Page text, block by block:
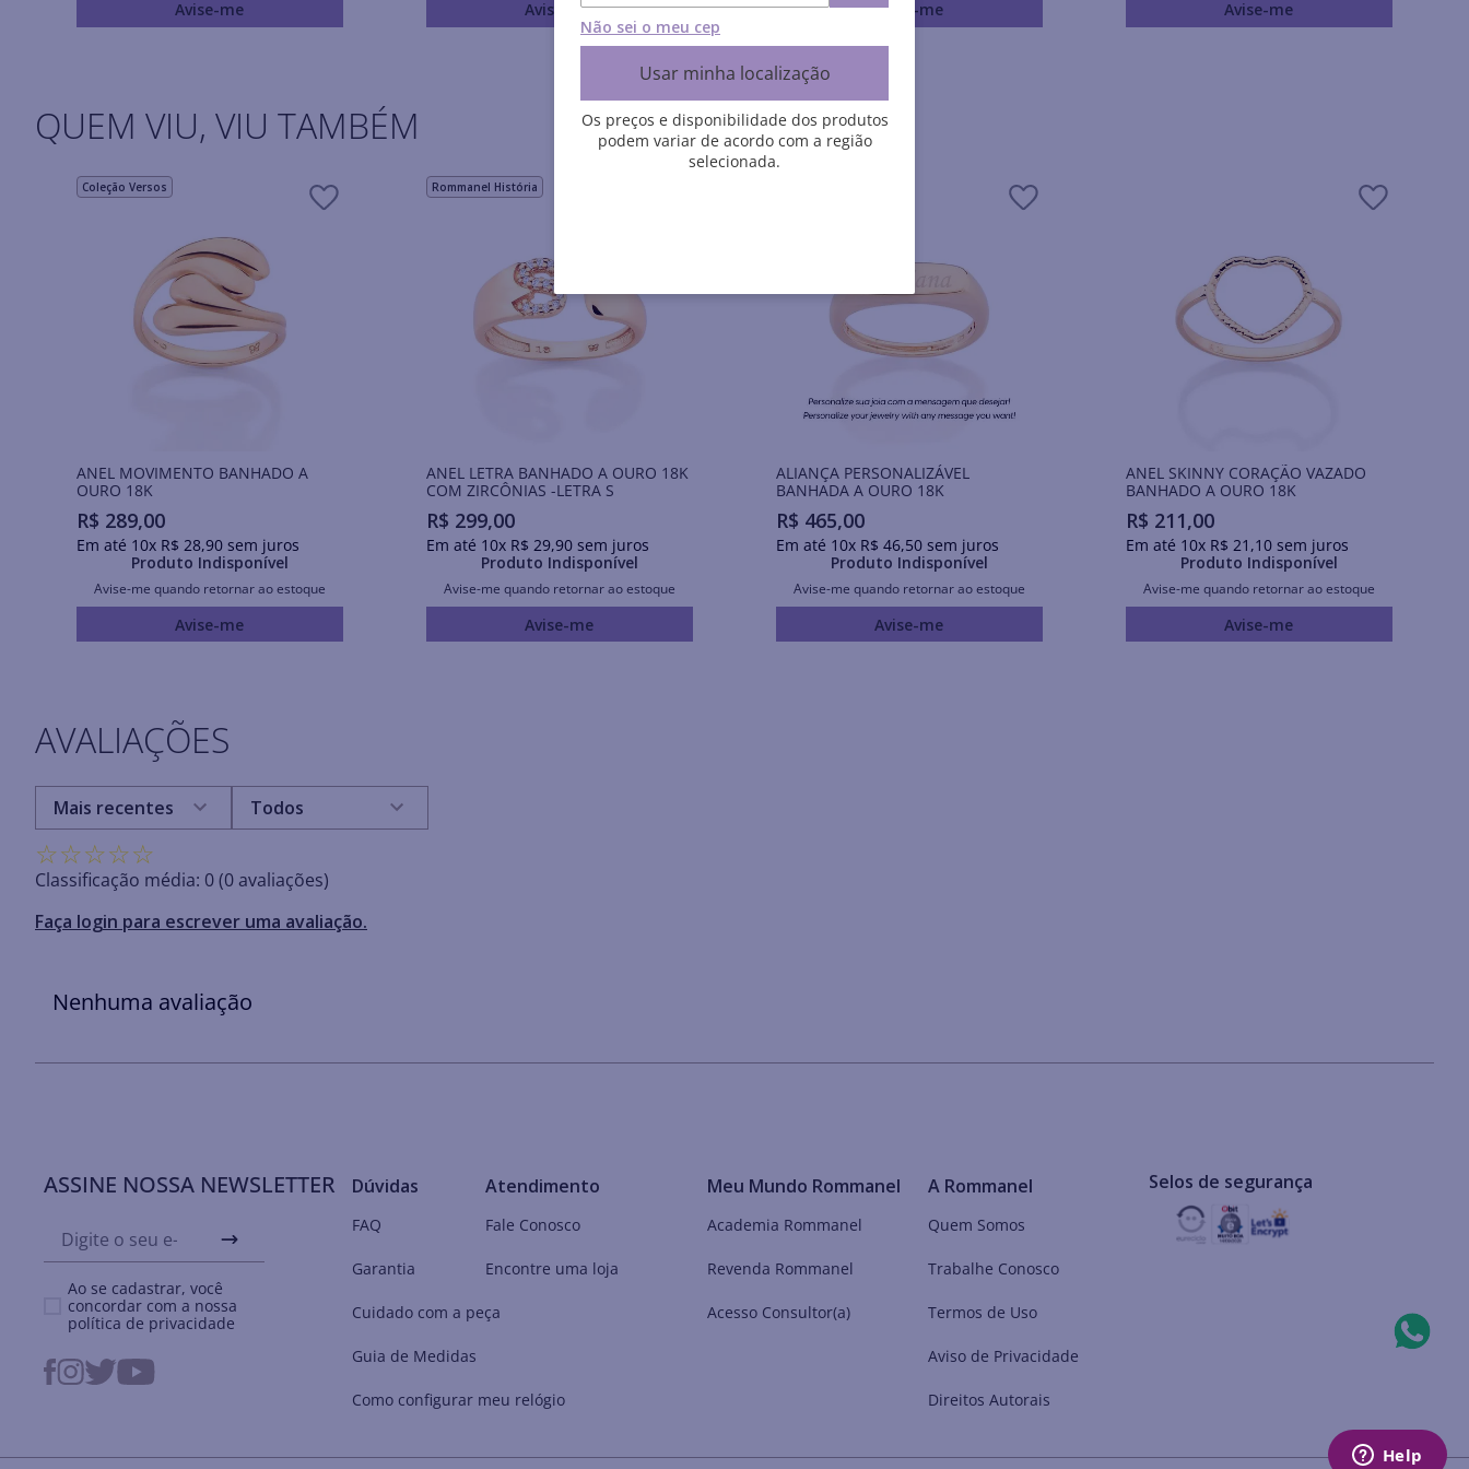
Avise-me Avise-me Avise-me Avise-me
QUEM VIU, VIU TAMBÉM
Coleção Versos
ANEL MOVIMENTO BANHADO A
OURO 18K
R$ 289,00
Em até 10x R$ 28,90sem juros
Produto Indisponível
Avise-me quando retornar ao estoque
Avise-me
Rommanel História
ANEL LETRA BANHADO A OURO 18K
COM ZIRCÔNIAS -LETRA S
R$ 299,00
Em até 10x R$ 29,90sem juros
Produto Indisponível
Avise-me quando retornar ao estoque
Avise-me
ALIANÇA PERSONALIZÁVEL
BANHADA A OURO 18K
R$ 465,00
Em até 10x R$ 46,50sem juros
Produto Indisponível
Avise-me quando retornar ao estoque
Avise-me
ANEL SKINNY CORAÇÃO VAZADO
BANHADO A OURO 18K
R$ 211,00
Em até 10x R$ 21 ,10sem juros
Produto Indisponível
Avise-me quando retornar ao estoque
Avise-me
AVALIAÇÕES
☆☆☆☆☆
Classificação média: 0(0 avaliações)
Faça login para escrever uma avaliação.
Mais recentes Todos
Nenhuma avaliação
ASSINE NOSSA NEWSLETTER
Ao se cadastrar, você
concordar com a nossa
política de privacidade
Dúvidas
FAQ
Garantia
Cuidado com a peça
Guia de Medidas
Como configurar meu relógio
Atendimento
Fale Conosco
Encontre uma loja
Meu Mundo Rommanel
Academia Rommanel
Revenda Rommanel
Acesso Consultor(a)
A Rommanel
Quem Somos
Trabalhe Conosco
Termos de Uso
Aviso de Privacidade
Direitos Autorais
Selos de segurança
Não sei o meu cep
Usar minha localização
Os preços e disponibilidade dos produtos
podem variar de acordo com a região
selecionada.